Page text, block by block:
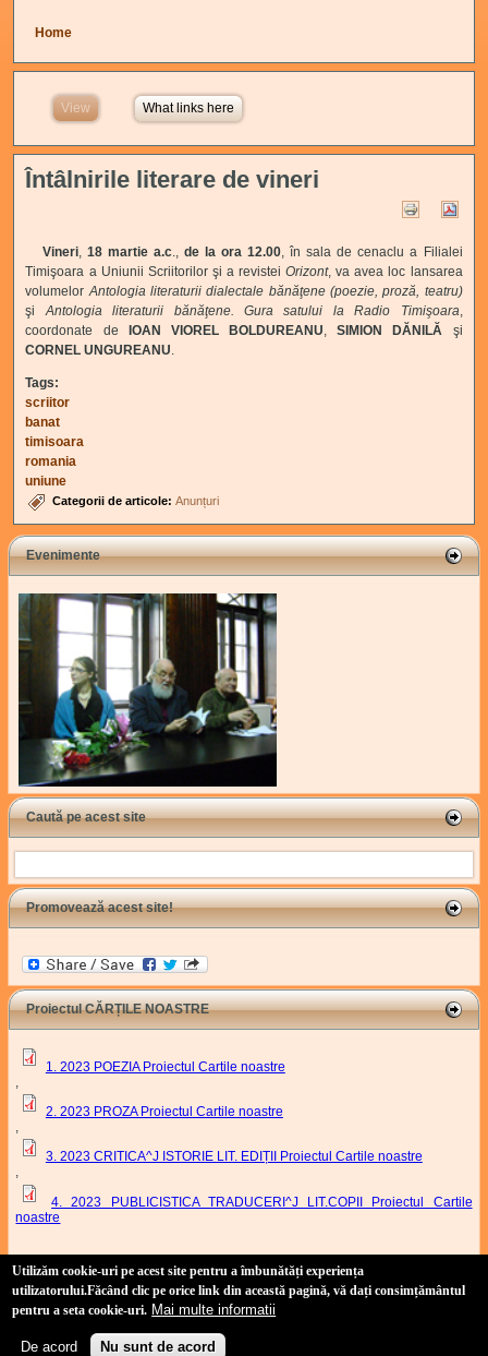
You are here
Home
View (active tab)What links here
Întâlnirile literare de vineri
Vineri, 18 martie a.c.,de la ora 12.00, în sala de cenaclu a Filialei
Timişoara a Uniunii Scriitorilor şi a revisteiOrizont, va avea loc lansarea
volumelorAntologia literaturii dialectale bănăţene (poezie, proză, teatru)
şiAntologia literaturii bănăţene. Gura satului la Radio Timişoara,
coordonate de
IOAN VIOREL BOLDUREANU,SIMION DĂNILĂ şi
CORNEL UNGUREANU.
Tags:
scriitor
banat
timisoara
romania
uniune
Categorii de articole:Anunțuri
Evenimente
Caută pe acest site
Search
Promovează acest site!
Proiectul CĂRȚILE NOASTRE
1. 2023 POEZIA Proiectul Cartile noastre
2. 2023 PROZA Proiectul Cartile noastre
,
3. 2023 CRITICA^J ISTORIE LIT. EDIȚII Proiectul Cartile noastre
,
4. 2023 PUBLICISTICA TRADUCERI^J LIT.COPII Proiectul Cartile
noastre
Proiect Cartile Noastre
Site realizat de:Duşan Baiski(link is external)
(tehnic) și
Politică de confidențialitate
Utilizăm cookie-uri pe acest site pentru a îmbunătăți experiența
utilizatorului.Făcând clic pe orice link din această pagină, vă dați consimțământul
pentru a seta cookie-uri. Mai multe informatii
De acord Nu sunt de acord